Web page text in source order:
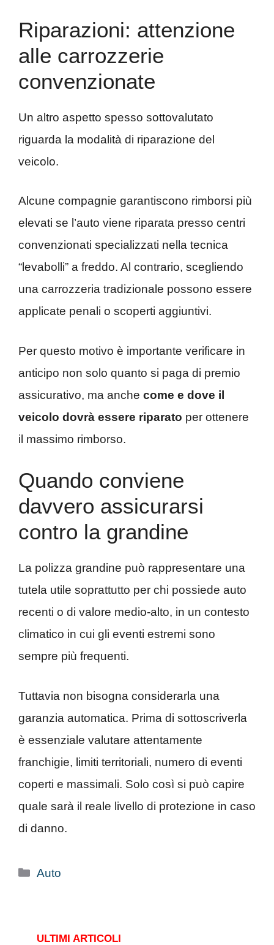
Riparazioni: attenzione
alle carrozzerie
convenzionate
Un altro aspetto spesso sottovalutato
riguarda la modalità di riparazione del
veicolo.
Alcune compagnie garantiscono rimborsi più
elevati se l’auto viene riparata presso centri
convenzionati specializzati nella tecnica
“levabolli” a freddo. Al contrario, scegliendo
una carrozzeria tradizionale possono essere
applicate penali o scoperti aggiuntivi.
Per questo motivo è importante verificare in
anticipo non solo quanto si paga di premio
assicurativo, ma anche come e dove il
veicolo dovrà essere riparato per ottenere
il massimo rimborso.
Quando conviene
davvero assicurarsi
contro la grandine
La polizza grandine può rappresentare una
tutela utile soprattutto per chi possiede auto
recenti o di valore medio-alto, in un contesto
climatico in cui gli eventi estremi sono
sempre più frequenti.
Tuttavia non bisogna considerarla una
garanzia automatica. Prima di sottoscriverla
è essenziale valutare attentamente
franchigie, limiti territoriali, numero di eventi
coperti e massimali. Solo così si può capire
quale sarà il reale livello di protezione in caso
di danno.
Categorie
Auto
ULTIMI ARTICOLI